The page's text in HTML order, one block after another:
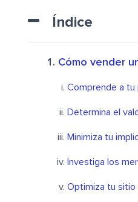
Índice
Cómo vender
Comprende a tu
Determina el
Minimiza tu
Investiga los
Optimiza tu sitio